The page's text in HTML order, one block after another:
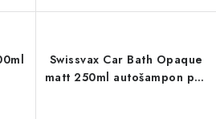
Swissvax Car Bath Opaque
matt 250ml autošampon pro